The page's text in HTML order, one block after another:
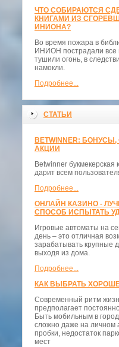
ЧТО СОБИРАЮТСЯ
КНИГАМИ ИЗ
ИНИОНА?
Во время пожара в
ИНИОН пострадали все
тушили огонь, в
намокли.
Подробнее...
СТАТЬИ
BETWINNER:
АКЦИИ
Betwinner букмекерская
дарит всем
Подробнее...
ОНЛАЙН КАЗИНО -
СПОСОБ ИСПЫТАТЬ
Игровые автоматы на
день – это отличная
зарабатывать крупные
выходя из дома.
Подробнее...
КАК ВЫБРАТЬ
Современный ритм
предполагает
Быть мобильным в
сложно даже на личном
пробки, недостаток
мест